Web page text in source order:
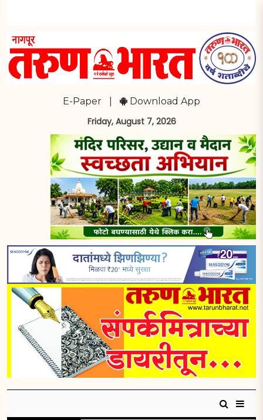
E-Paper Download App
Friday, August 7, 2026